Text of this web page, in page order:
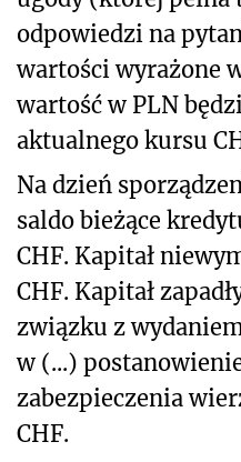
odpowiedzi na
wartości wyrażone
wartość w PLN
aktualnego kursu
Na dzień
saldo bieżące
CHF. Kapitał
CHF. Kapitał
związku z
w (...)
zabezpieczenia
CHF.